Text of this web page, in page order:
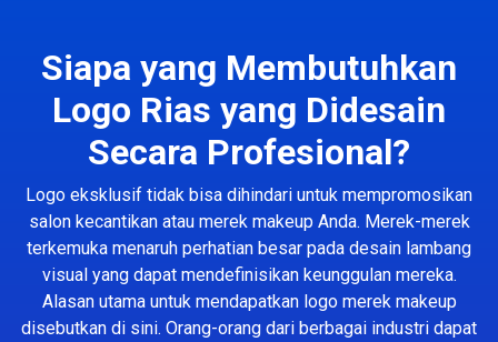
Siapa yang Membutuhkan
Logo Rias yang Didesain
Secara Profesional?
Logo eksklusif tidak bisa dihindari untuk mempromosikan
salon kecantikan atau merek makeup Anda. Merek-merek
terkemuka menaruh perhatian besar pada desain lambang
visual yang dapat mendefinisikan keunggulan mereka.
Alasan utama untuk mendapatkan logo merek makeup
disebutkan di sini. Orang-orang dari berbagai industri dapat